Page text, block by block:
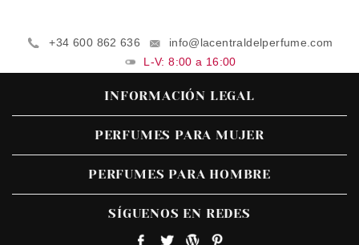
+34 600 862 636
info@lacentraldelperfume.com
L-V: 8:00 a 16:00
INFORMACIÓN LEGAL
PERFUMES PARA MUJER
PERFUMES PARA HOMBRE
SÍGUENOS EN REDES